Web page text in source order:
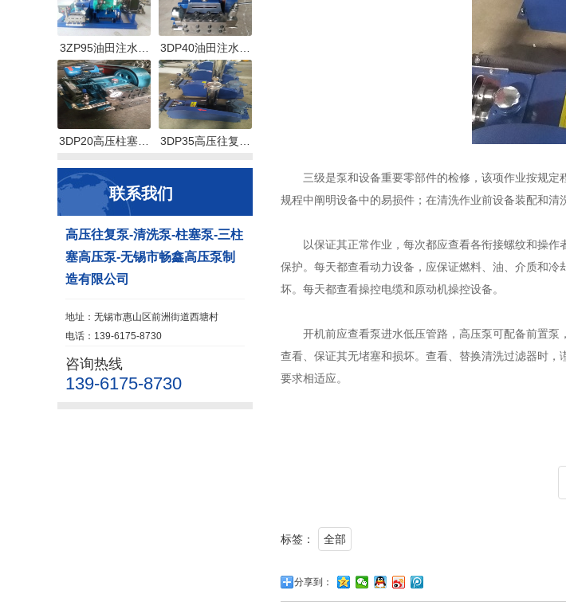
3ZP95油田注水… 3DP40油田注水…
3DP20高压柱塞… 3DP35高压往复…
联系我们
高压往复泵-清洗泵-柱塞泵-三柱
塞高压泵-无锡市畅鑫高压泵制
造有限公司
地址：无锡市惠山区前洲街道西塘村
电话：139-6175-8730
咨询热线
139-6175-8730
三级是泵和设备重要零部件的检修，该项作业按规定
规程中阐明设备中的易损件；在清洗作业前设备装配和清
以保证其正常作业，每次都应查看各衔接螺纹和操作
保护。每天都查看动力设备，应保证燃料、油、介质和
坏。每天都查看操控电缆和原动机操控设备。
开机前应查看泵进水低压管路，高压泵可配备前置泵
查看、保证其无堵塞和损坏。查看、替换清洗过滤器时
要求相适应。
标签： 全部
分享到：